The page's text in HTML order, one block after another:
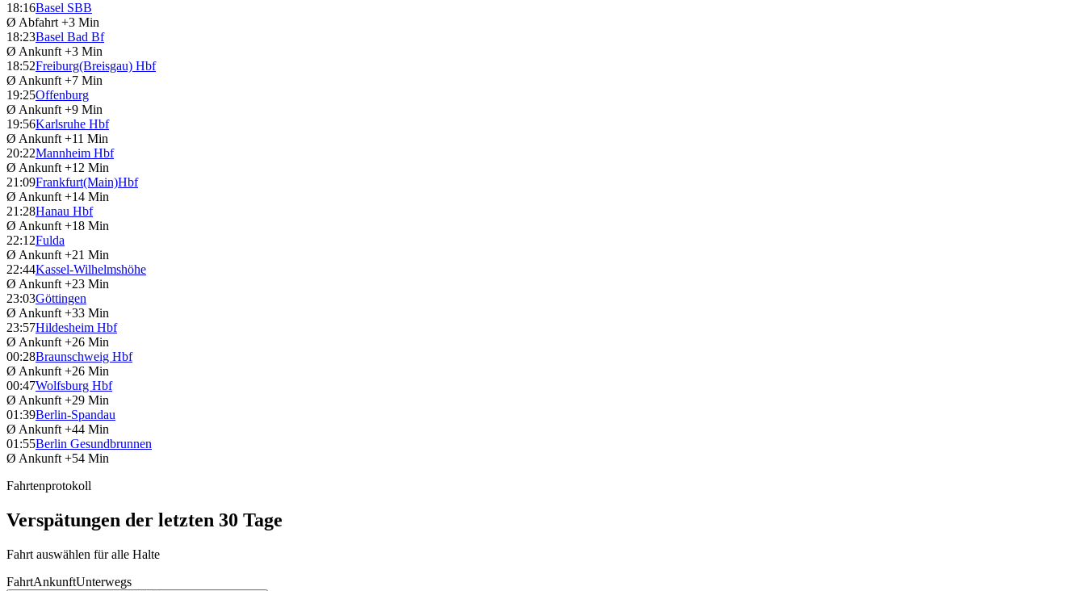
18:16Basel SBB
Ø Abfahrt +3 Min
18:23Basel Bad Bf
Ø Ankunft +3 Min
18:52Freiburg(Breisgau) Hbf
Ø Ankunft +7 Min
19:25Offenburg
Ø Ankunft +9 Min
19:56Karlsruhe Hbf
Ø Ankunft +11 Min
20:22Mannheim Hbf
Ø Ankunft +12 Min
21:09Frankfurt(Main)Hbf
Ø Ankunft +14 Min
21:28Hanau Hbf
Ø Ankunft +18 Min
22:12Fulda
Ø Ankunft +21 Min
22:44Kassel-Wilhelmshöhe
Ø Ankunft +23 Min
23:03Göttingen
Ø Ankunft +33 Min
23:57Hildesheim Hbf
Ø Ankunft +26 Min
00:28Braunschweig Hbf
Ø Ankunft +26 Min
00:47Wolfsburg Hbf
Ø Ankunft +29 Min
01:39Berlin-Spandau
Ø Ankunft +44 Min
01:55Berlin Gesundbrunnen
Ø Ankunft +54 Min
Fahrtenprotokoll
Verspätungen der letzten 30 Tage
Fahrt auswählen für alle Halte
FahrtAnkunftUnterwegs